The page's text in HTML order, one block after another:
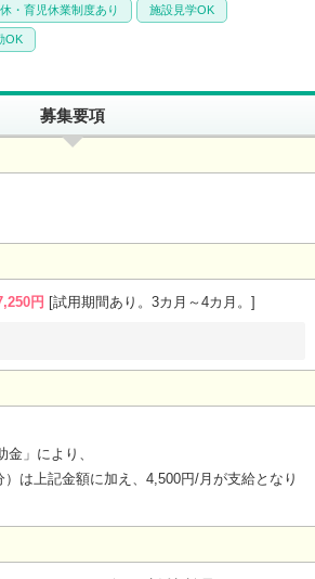
・育児休業制度あり 施設見学OK
OK
募集要項
円 試用期間あり。3カ月～4カ月。
」により、
は上記金額に加え、4,500円/月が支給となり